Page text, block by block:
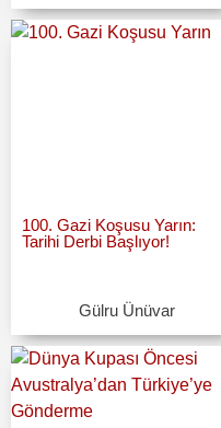
100. Gazi Koşusu Yarın:
Tarihi Derbi Başlıyor!
Gülru Ünüvar